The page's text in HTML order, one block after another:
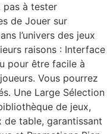
pas à tester
de Jouer sur
l’univers des jeux
raisons : Interface
pour être facile à
Vous pourrez
Une Large Sélection
de jeux,
de table, garantissant